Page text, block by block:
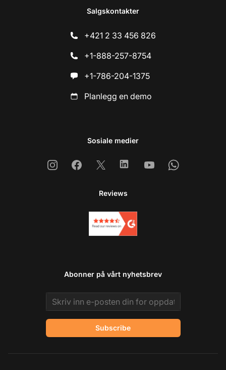
Salgskontakter
+421 2 33 456 826
+1-888-257-8754
+1-786-204-1375
Planlegg en demo
Sosiale medier
InstagramFacebook
X LinkedinYoutubeWhatsapp
Reviews
Abonner på vårt nyhetsbrev
Email address
Subscribe